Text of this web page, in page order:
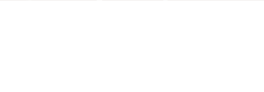
sur les services.